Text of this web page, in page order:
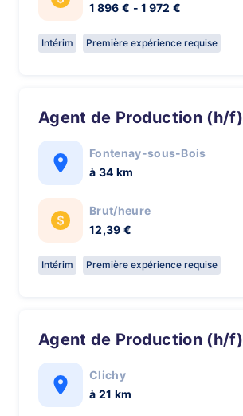
1 896 € - 1 972 €
Intérim Première expérience requise
Agent de Production (h/f)
Fontenay-sous-Bois
à 34 km
Brut/heure
12,39 €
Intérim Première expérience requise
Agent de Production (h/f)
Clichy
à 21 km